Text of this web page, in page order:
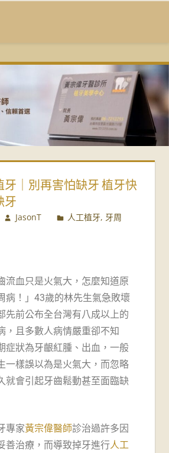
台
南
植
牙
|
黃
宗
牙
醫
診
所-
台
牙
牙｜別再害怕缺牙 植牙快
牙
JasonT 人工植牙, 牙周
流血只是火氣大，怎麼知道原
病！」43歲的林先生氣急敗壞
先前公布全台灣有八成以上的
，且多數人病情嚴重卻不知
症狀為牙齦紅腫、出血，一般
一樣誤以為是火氣大，而忽略
就會引起牙齒鬆動甚至面臨缺
專家黃宗偉醫師診治過許多因
善治療，而導致掉牙進行人工